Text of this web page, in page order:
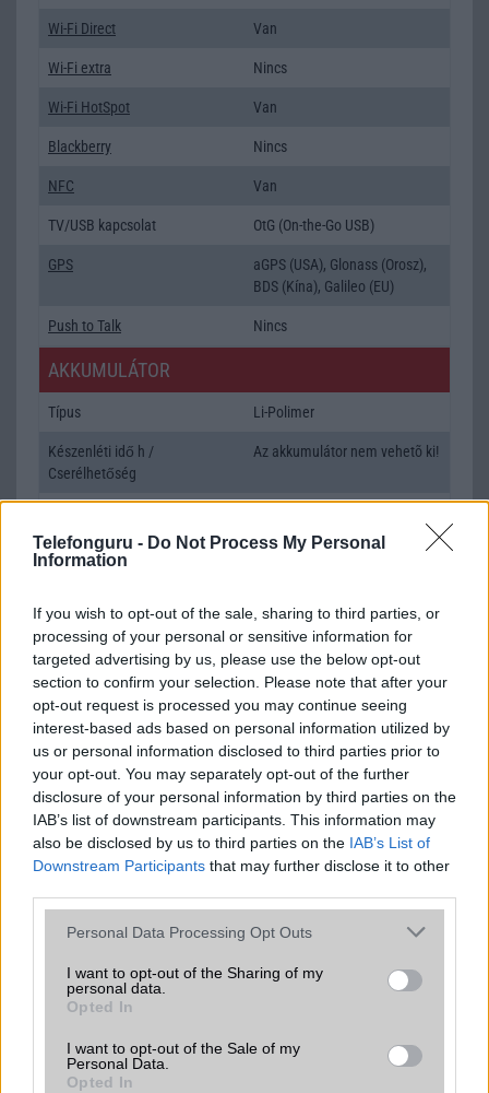
Telefonguru - Do Not Process My Personal
Information
If you wish to opt-out of the sale, sharing to third parties, or
processing of your personal or sensitive information for
targeted advertising by us, please use the below opt-out
section to confirm your selection. Please note that after your
opt-out request is processed you may continue seeing
interest-based ads based on personal information utilized by
us or personal information disclosed to third parties prior to
your opt-out. You may separately opt-out of the further
disclosure of your personal information by third parties on the
IAB’s list of downstream participants. This information may
also be disclosed by us to third parties on the IAB’s List of
Downstream Participants that may further disclose it to other
Please note that this website/app uses one or more Google
not limited to your visit or usage behaviour. You may click to
grant or deny consent to Google and its third-party tags to
use your data for below specified purposes in below Google
consent section.
Personal Data Processing Opt Outs
I want to opt-out of the Sharing of my
personal data.
Opted In
I want to opt-out of the Sale of my
Personal Data.
Opted In
Wi-Fi Direct Van
Wi-Fi extra Nincs
Wi-Fi HotSpot Van
Blackberry Nincs
NFC Van
TV/USB kapcsolat OtG (On-the-Go USB)
GPS
aGPS (USA), Glonass (Orosz),
BDS (Kína), Galileo (EU)
Push to Talk Nincs
AKKUMULÁTOR
Típus Li-Polimer
Készenléti idő h /
Cserélhetőség
Az akkumulátor nem vehetõ ki!
Gyorstöltés
Java Nincs
Flash/ Ujjlenyomat olvasó Fingerprint sensor
SNS integráció alap szolgáltatás
Organizer alap szolgáltatás
T9 szótár alkalmazás független szótár
Office alkalmazások alap szolgáltatás
ecompass
Extrák 24-bit/192kHz audio
EGYÉB
Vibra jelzés alap szolgáltatás
SIM típus
SIM-ek száma